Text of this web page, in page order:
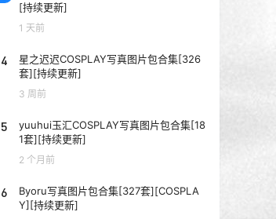
[持续更新]
1 天前
4
星之迟迟COSPLAY写真图片包合集[326
套][持续更新]
3 周前
5
yuuhui玉汇COSPLAY写真图片包合集[18
1套][持续更新]
2 个月前
6
Byoru写真图片包合集[327套][COSPLA
Y][持续更新]